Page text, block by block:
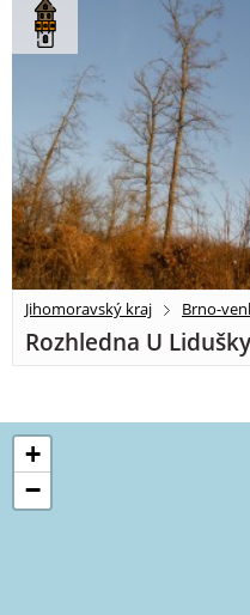
Jihomoravský kraj Brno-
Rozhledna U
+
−